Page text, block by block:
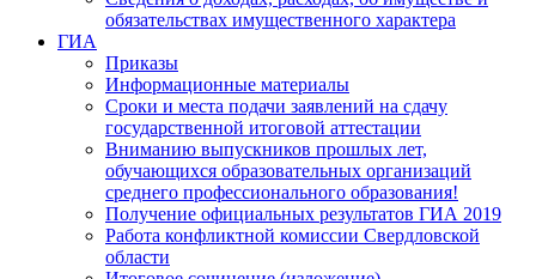
обязательствах имущественного характера
ГИА
Приказы
Информационные материалы
Сроки и места подачи заявлений на сдачу
государственной итоговой аттестации
Вниманию выпускников прошлых лет,
обучающихся образовательных организаций
среднего профессионального образования!
Получение официальных результатов ГИА 2019
Работа конфликтной комиссии Свердловской
области